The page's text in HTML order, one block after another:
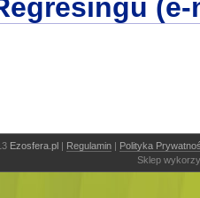
Ezosfera.pl | Regulamin | Polityka
Sklep